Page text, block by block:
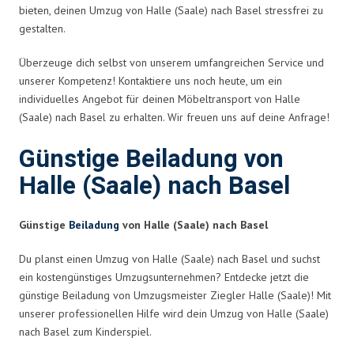
bieten, deinen Umzug von Halle (Saale) nach Basel stressfrei zu
gestalten.
Überzeuge dich selbst von unserem umfangreichen Service und
unserer Kompetenz! Kontaktiere uns noch heute, um ein
individuelles Angebot für deinen Möbeltransport von Halle
(Saale) nach Basel zu erhalten. Wir freuen uns auf deine Anfrage!
Günstige Beiladung von
Halle (Saale) nach Basel
Günstige Beiladung von Halle (Saale) nach Basel
Du planst einen Umzug von Halle (Saale) nach Basel und suchst
ein kostengünstiges Umzugsunternehmen? Entdecke jetzt die
günstige Beiladung von Umzugsmeister Ziegler Halle (Saale)! Mit
unserer professionellen Hilfe wird dein Umzug von Halle (Saale)
nach Basel zum Kinderspiel.